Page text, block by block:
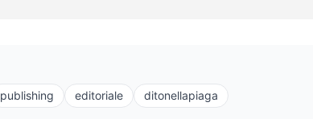
publishing editoriale ditonellapiaga